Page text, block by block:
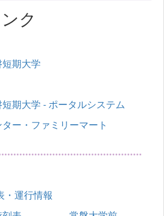
ク
期大学
期大学 - ポータルシステム
ー・ファミリーマート
・運行情報